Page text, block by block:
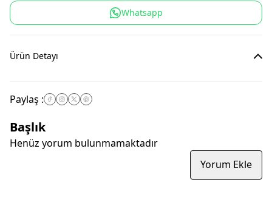
Whatsapp
Ürün Detayı
Paylaş :
Başlık
Henüz yorum bulunmamaktadır
Yorum Ekle